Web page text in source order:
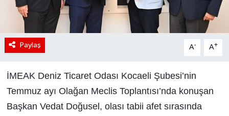
Paylaş A- A+
İMEAK Deniz Ticaret Odası Kocaeli Şubesi’nin
Temmuz ayı Olağan Meclis Toplantısı’nda konuşan
Başkan Vedat Doğusel, olası tabii afet sırasında